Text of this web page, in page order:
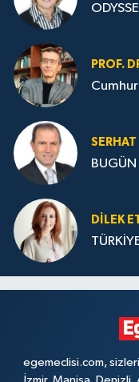
PROF.
SERHAT
BUGÜN
DILEK
egemeclisi.com,